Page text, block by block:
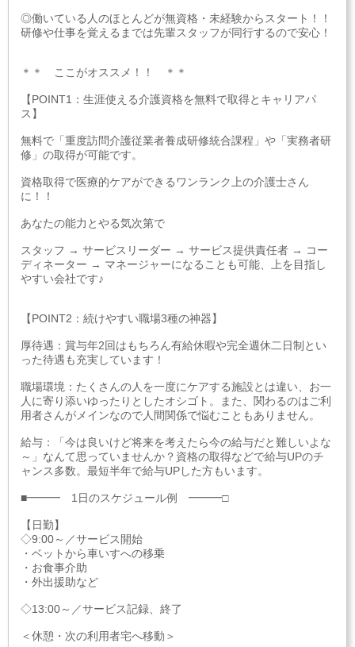
◎働いている人のほとんどが無資格・未経験からスタート！！
研修や仕事を覚えるまでは先輩スタッフが同行するので安心！
＊＊ ここがオススメ！！ ＊＊
【POINT1：生涯使える介護資格を無料で取得とキャリアパ
ス】
無料で「重度訪問介護従業者養成研修統合課程」や「実務者研
修」の取得が可能です。
資格取得で医療的ケアができるワンランク上の介護士さん
に！！
あなたの能力とやる気次第で
スタッフ → サービスリーダー → サービス提供責任者 → コー
ディネーター → マネージャーになることも可能、上を目指し
やすい会社です♪
【POINT2：続けやすい職場3種の神器】
厚待遇：賞与年2回はもちろん有給休暇や完全週休二日制とい
った待遇も充実しています！
職場環境：たくさんの人を一度にケアする施設とは違い、お一
人に寄り添いゆったりとしたオシゴト。また、関わるのはご利
用者さんがメインなので人間関係で悩むこともありません。
給与：「今は良いけど将来を考えたら今の給与だと難しいよな
～」なんて思っていませんか？資格の取得などで給与UPのチ
ャンス多数。最短半年で給与UPした方もいます。
■━━━ 1日のスケジュール例 ━━━□
【日勤】
◇9:00～／サービス開始
・ベットから車いすへの移乗
・お食事介助
・外出援助など
◇13:00～／サービス記録、終了
＜休憩・次の利用者宅へ移動＞